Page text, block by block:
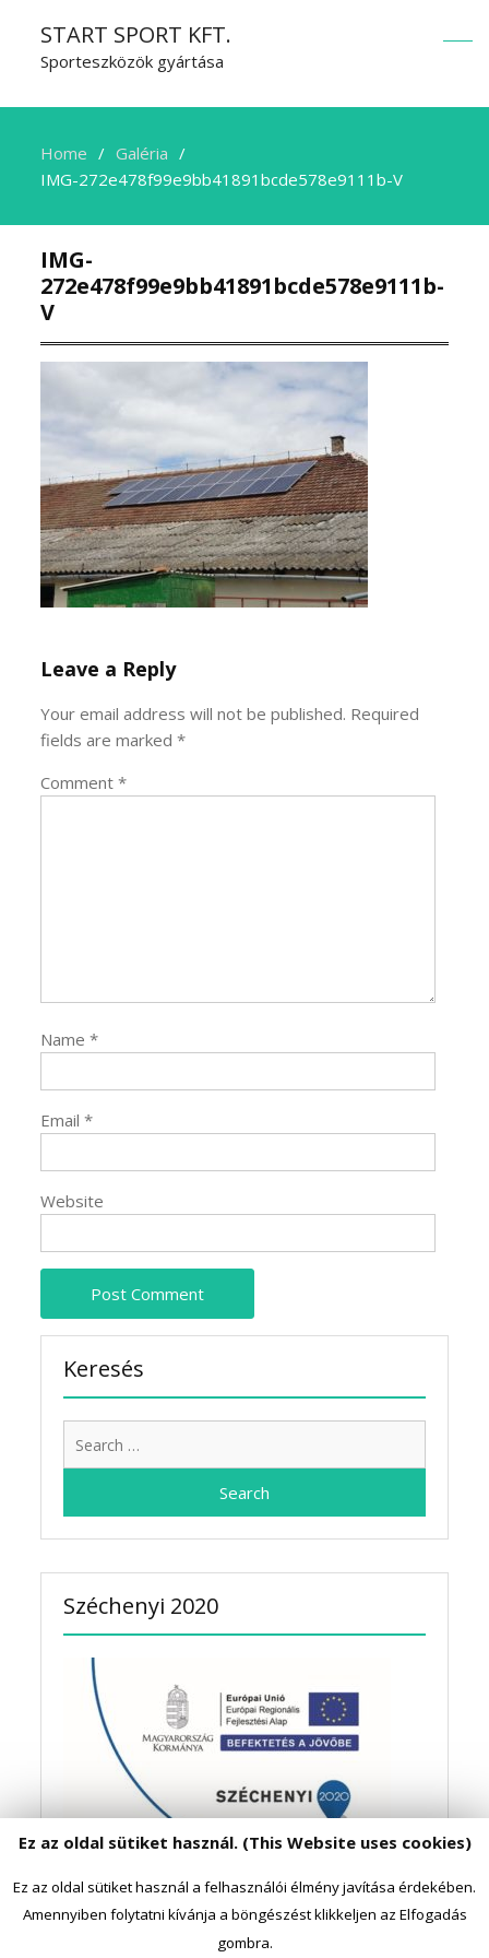
START SPORT KFT.
Sporteszközök gyártása
Home
Galéria
IMG-272e478f99e9bb41891bcde578e9111b-V
IMG-
272e478f99e9bb41891bcde578e9111b-
V
Leave a Reply
Your email address will not be published. Required
fields are marked*
Comment*
Name*
Email*
Website
Keresés
Széchenyi 2020
Ez az oldal sütiket használ. (This Website uses cookies)
Ez az oldal sütiket használ a felhasználói élmény javítása érdekében.
Amennyiben folytatni kívánja a böngészést klikkeljen az Elfogadás
gombra.